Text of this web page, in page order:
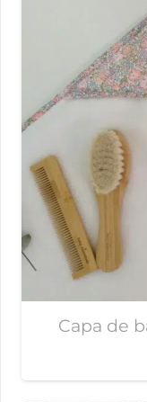
Capa de